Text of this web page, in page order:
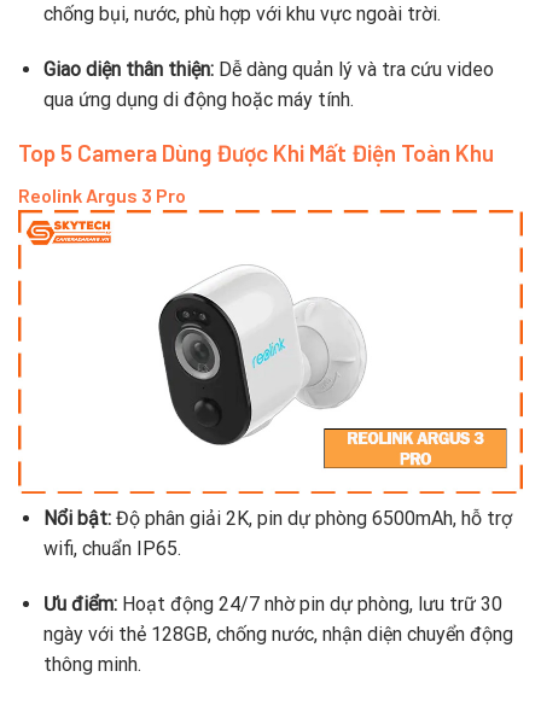
chống bụi, nước, phù hợp với khu vực ngoài trời.
Giao diện thân thiện:Dễ dàng quản lý và tra cứu video
qua ứng dụng di động hoặc máy tính.
Top 5 Camera Dùng Được Khi Mất Điện Toàn Khu
Reolink Argus 3 Pro
Nổi bật:Độ phân giải 2K, pin dự phòng 6500mAh, hỗ trợ
wifi, chuẩn IP65.
Ưu điểm:Hoạt động 24/7 nhờ pin dự phòng, lưu trữ 30
ngày với thẻ 128GB, chống nước, nhận diện chuyển động
thông minh.